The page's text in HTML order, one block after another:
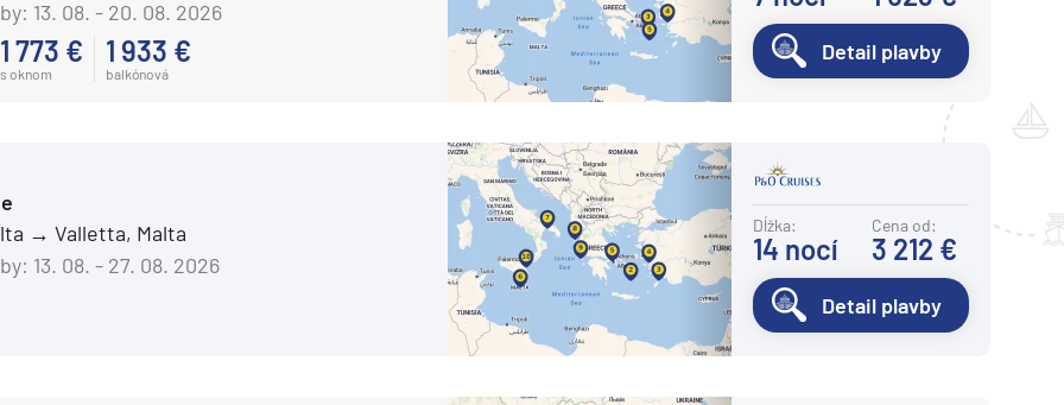
13. 08. - 20. 08. 2026
1 773 €
s oknom
1 933 €
balkónová
Detail plavby
Valletta, Malta
13. 08. - 27. 08. 2026
Dĺžka:
14 nocí
Cena od:
3 212 €
Detail plavby